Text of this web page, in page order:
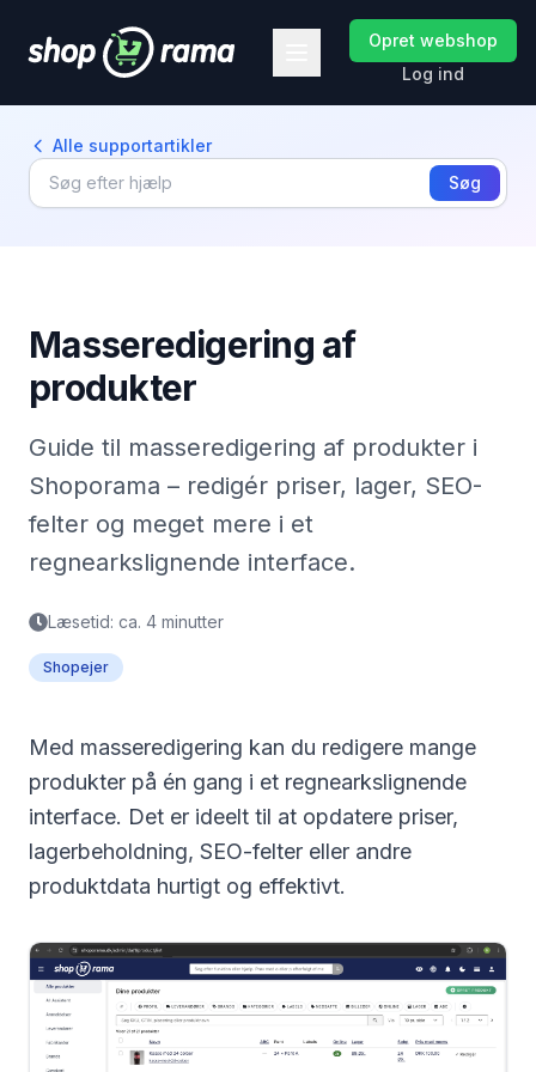
Opret webshop
Log ind
Alle supportartikler
Søg
Masseredigering af
produkter
Guide til masseredigering af produkter i
Shoporama – redigér priser, lager, SEO-
felter og meget mere i et
regnearkslignende interface.
Læsetid: ca. 4 minutter
Shopejer
Med masseredigering kan du redigere mange
produkter på én gang i et regnearkslignende
interface. Det er ideelt til at opdatere priser,
lagerbeholdning, SEO-felter eller andre
produktdata hurtigt og effektivt.